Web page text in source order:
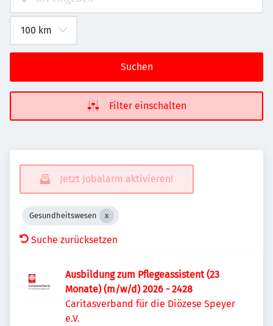
Suchen
Filter einschalten
Jetzt Jobalarm aktivieren!
Gesundheitswesen
Suche zurücksetzen
Ausbildung zum Pflegeassistent (23
Monate) (m/w/d) 2026 - 2428
Caritasverband für die Diözese Speyer
e.V.